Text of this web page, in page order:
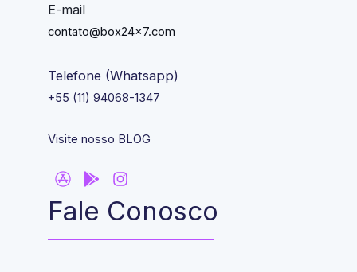
E-mail
contato@box24x7.com
Telefone (Whatsapp)
+55 (11) 94068-1347
Visite nosso BLOG
Fale Conosco